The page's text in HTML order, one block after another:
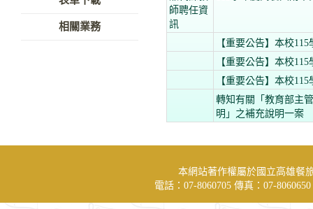
相關業務
師聘任資
訊
【重要公告】本校
【重要公告】本校
【重要公告】本校
轉知有關「教育部主
明」之補充說明一案
本網站著作權屬於國立高雄餐
電話：07-8060705 傳真：07-